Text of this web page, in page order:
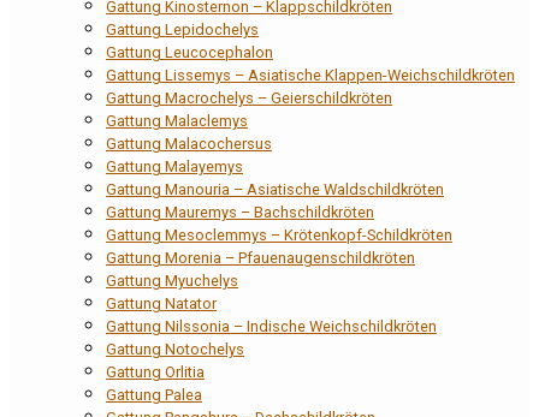
Gattung Kinosternon – Klappschildkröten
Gattung Lepidochelys
Gattung Leucocephalon
Gattung Lissemys – Asiatische Klappen-Weichschildkröten
Gattung Macrochelys – Geierschildkröten
Gattung Malaclemys
Gattung Malacochersus
Gattung Malayemys
Gattung Manouria – Asiatische Waldschildkröten
Gattung Mauremys – Bachschildkröten
Gattung Mesoclemmys – Krötenkopf-Schildkröten
Gattung Morenia – Pfauenaugenschildkröten
Gattung Myuchelys
Gattung Natator
Gattung Nilssonia – Indische Weichschildkröten
Gattung Notochelys
Gattung Orlitia
Gattung Palea